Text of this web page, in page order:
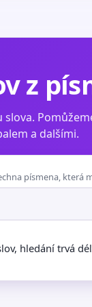
z
a dalšími.
písmena, která
hledání trvá